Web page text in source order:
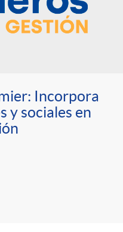
Incorpora
y sociales en